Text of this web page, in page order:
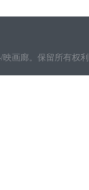
画廊。保留所有权利